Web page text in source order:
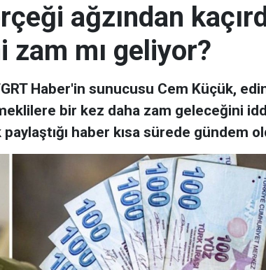
ağzından
zam mı geliyor?
Haber'in sunucusu Cem Küçük,
bir kez daha zam geleceğini
haber kısa sürede gündem